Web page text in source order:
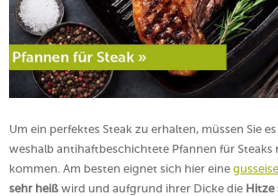
Um ein perfektes Steak zu erhalten, müssen Sie
weshalb antihaftbeschichtete Pfannen für Steaks
kommen. Am besten eignet sich hier eine
sehr heiß wird und aufgrund ihrer Dicke die Hitze